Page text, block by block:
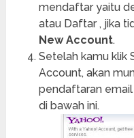
mendaftar yaitu
atau Daftar , jika
New Account.
Setelah kamu klik
Account, akan
pendaftaran
di bawah ini.